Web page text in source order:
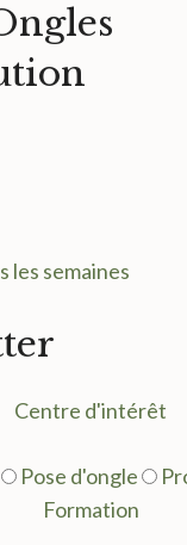
les semaines
Centre d'intérêt
Pose d'ongle
Formation